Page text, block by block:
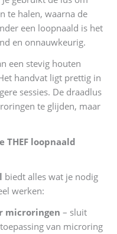
te halen, waarna de
een loopnaald is het
en onnauwkeurig.
een stevig houten
handvat ligt prettig in
sessies. De draadlus
te glijden, maar
THEF loopnaald
biedt alles wat je nodig
werken:
microringen – sluit
van microring